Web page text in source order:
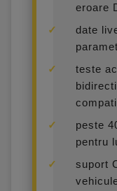
eroare
date
teste
peste
pentru
suport